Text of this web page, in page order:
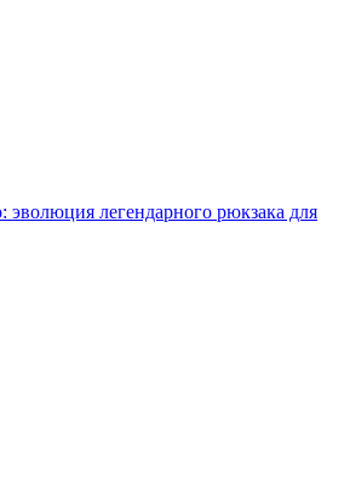
эволюция легендарного рюкзака для